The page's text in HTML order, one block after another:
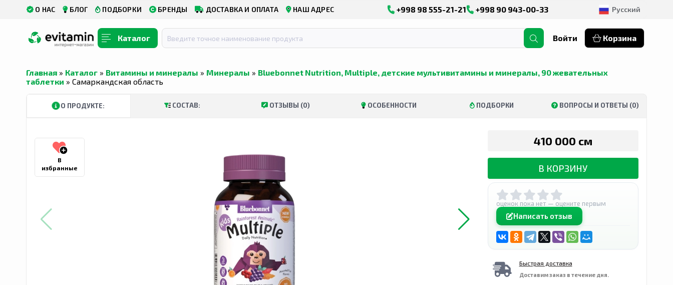
О НАС БЛОГ ПОДБОРКИ БРЕНДЫ ДОСТАВКА И ОПЛАТА НАШ АДРЕС +998 98 555-21-21 +998 90 943-00-33 Русский
Каталог Войти Корзина
Главная » Каталог » Витамины и минералы » Минералы » Bluebonnet Nutrition, Multiple, детские мультивитамины и минералы, 90 жевательных
таблетки » Самаркандская область
О ПРОДУКТЕ: СОСТАВ: ОТЗЫВЫ (0) ОСОБЕННОСТИ ПОДБОРКИ ВОПРОСЫ И ОТВЕТЫ (0)
В
избранные
410 000 сӯм
В КОРЗИНУ
оценок пока нет — оцените первым
Написать отзыв
Быстрая доставка
Доставим заказ в течение дня.